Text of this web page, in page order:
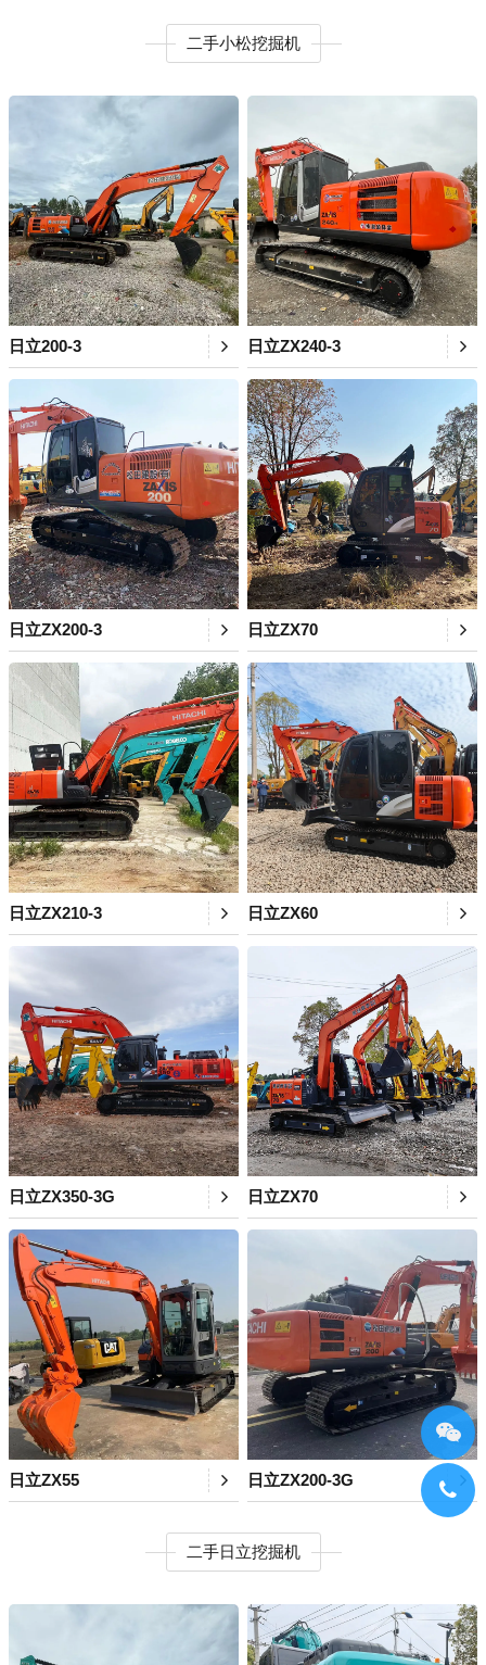
二手小松挖掘机
日立200-3 日立ZX240-3
日立ZX200-3 日立ZX70
日立ZX210-3 日立ZX60
日立ZX350-3G 日立ZX70
日立ZX55 日立ZX200-3G
二手日立挖掘机